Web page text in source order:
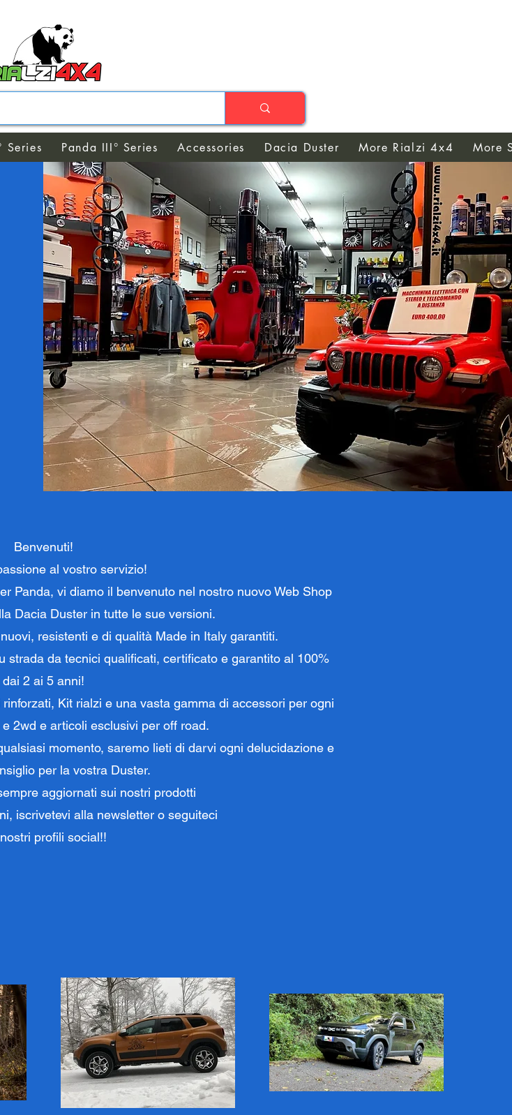
Series Panda III° Series Accessories Dacia Duster More Rialzi 4x4 More
Benvenuti!
al vostro servizio!
Panda, vi diamo il benvenuto nel nostro nuovo Web Shop
Dacia Duster in tutte le sue versioni.
resistenti e di qualità Made in Italy garantiti.
strada da tecnici qualificati, certificato e garantito al 100%
dai 2 ai 5 anni!
Kit rialzi e una vasta gamma di accessori per ogni
2wd e articoli esclusivi per off road.
momento, saremo lieti di darvi ogni delucidazione e
per la vostra Duster.
aggiornati sui nostri prodotti
iscrivetevi alla newsletter o seguiteci
profili social!!